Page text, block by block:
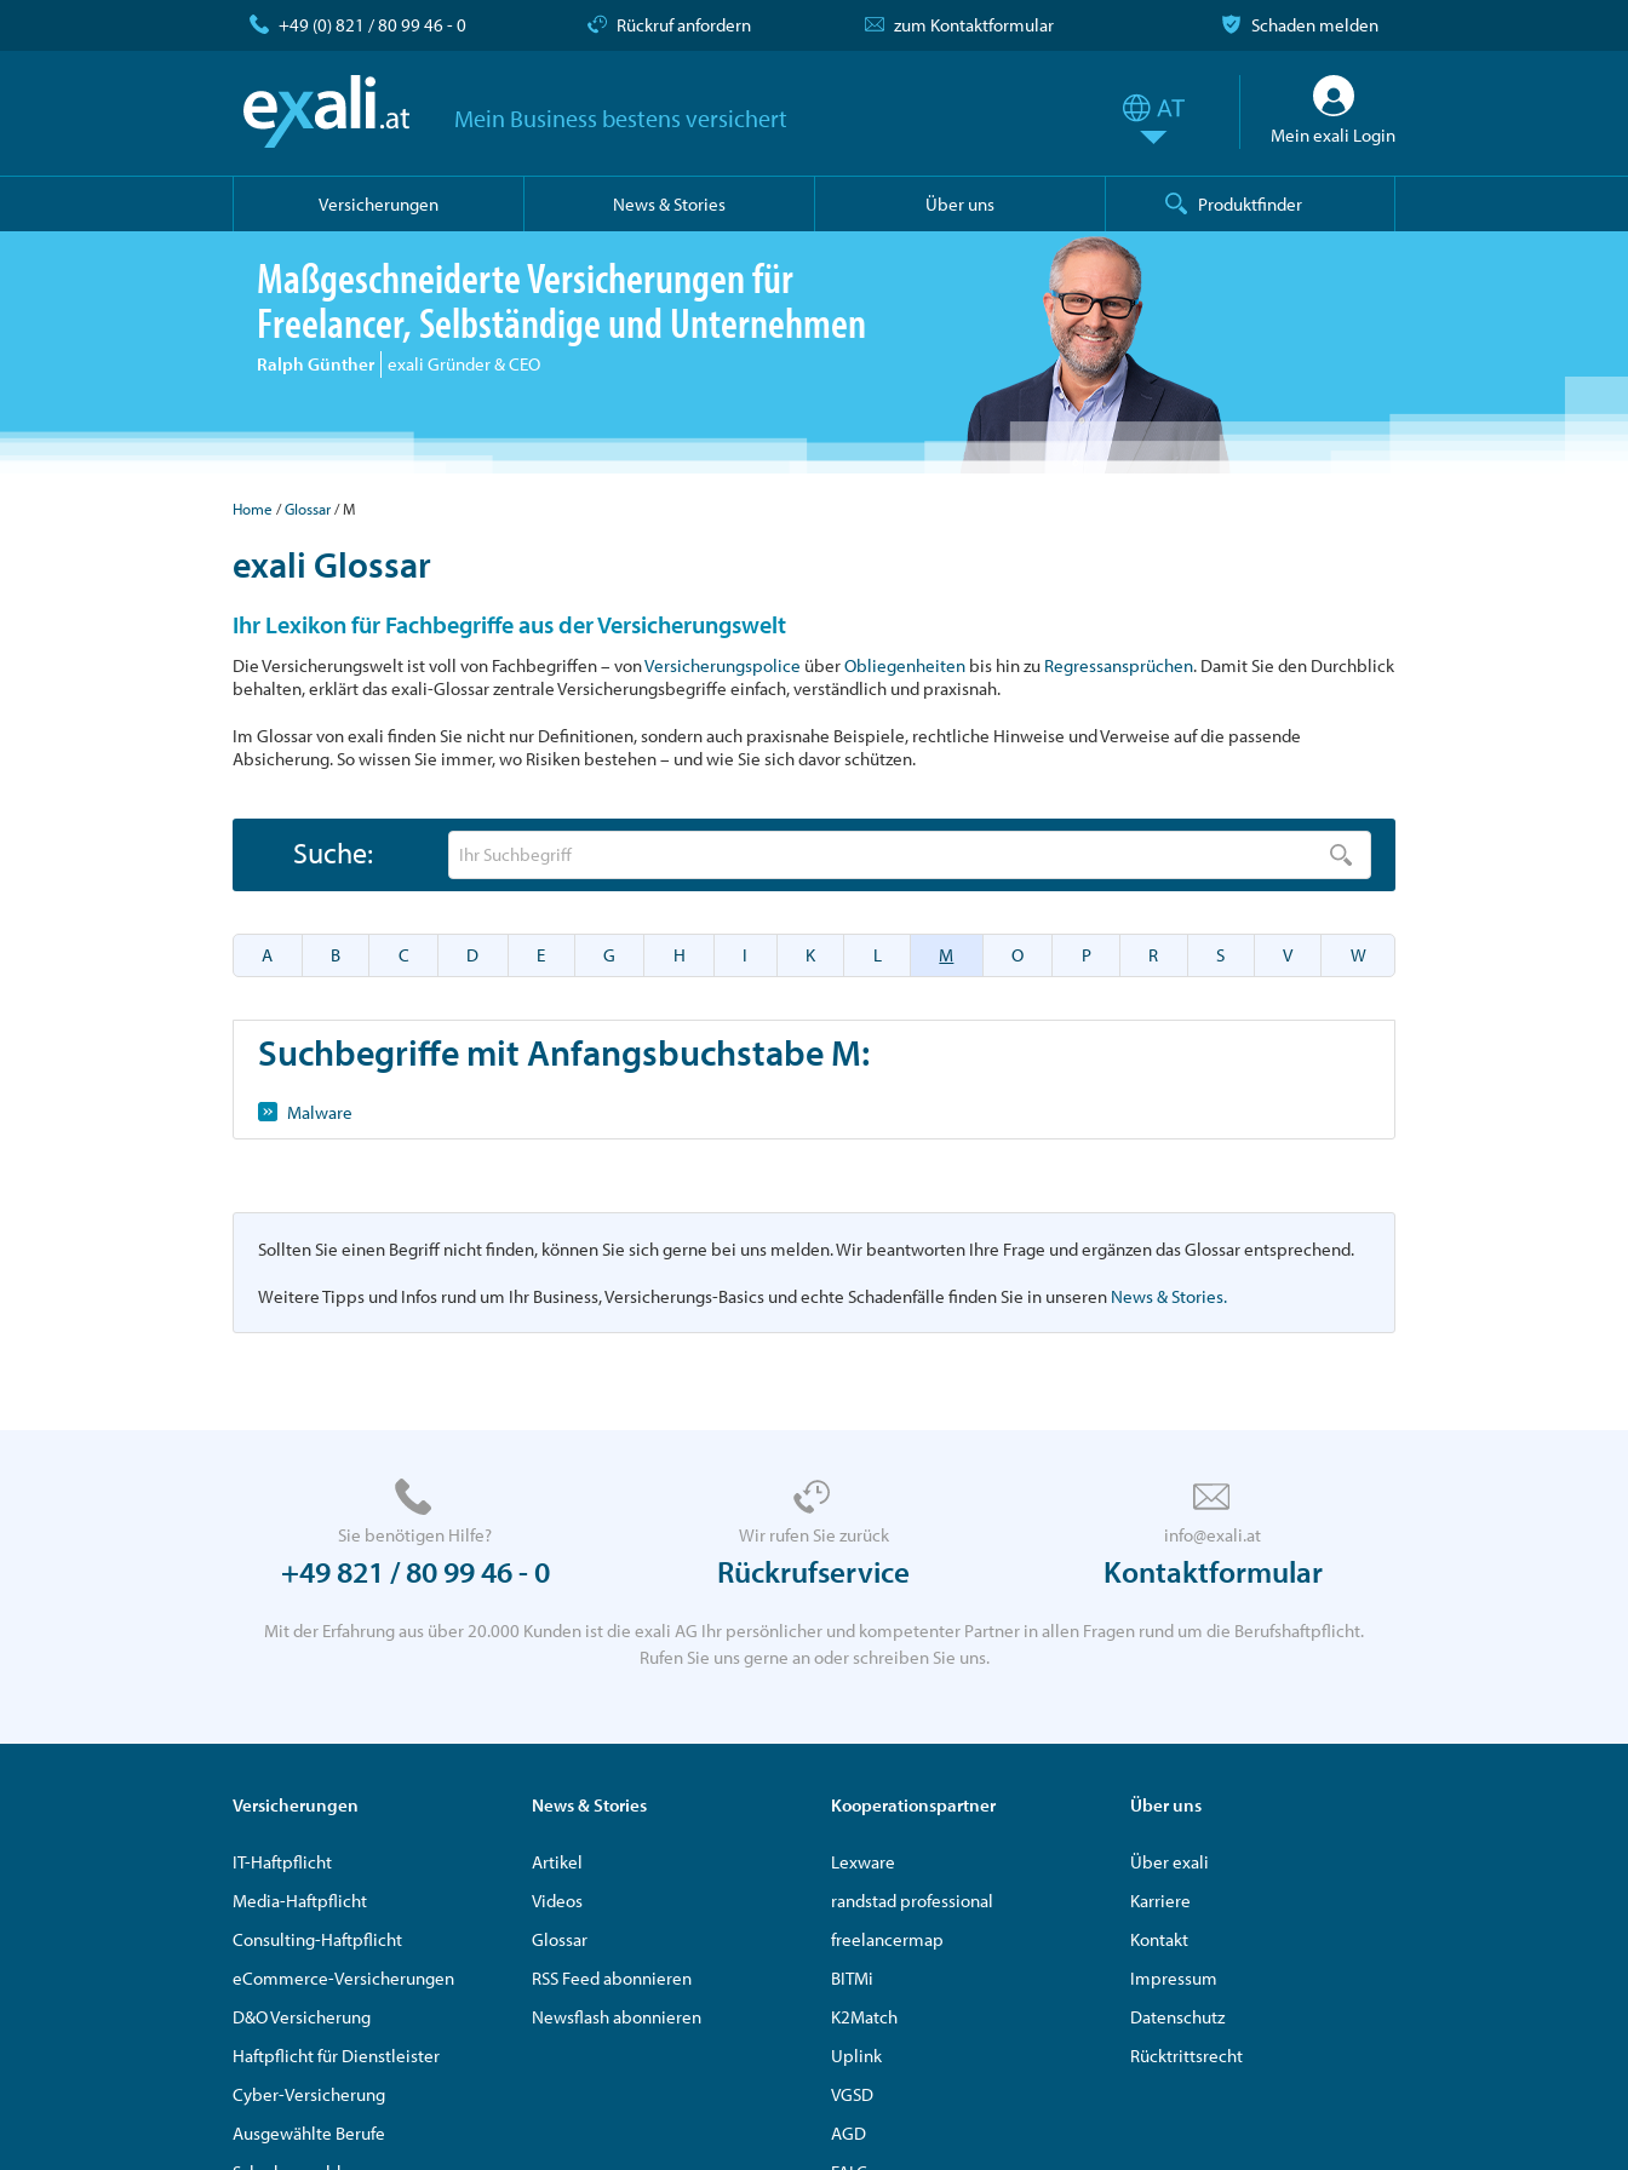
+49 (0) 821 / 80 99 46 - 0 Rückruf anfordern zum Kontaktformular Schaden melden
Mein Business bestens versichert
Mein exali Login
Versicherungen News & Stories Über uns Produktfinder
Maßgeschneiderte Versicherungen für
Freelancer, Selbständige und Unternehmen
Ralph Günther exali Gründer & CEO
Home Glossar M
exali Glossar
Ihr Lexikon für Fachbegriffe aus der Versicherungswelt
Die Versicherungswelt ist voll von Fachbegriffen – vonVersicherungspolice überObliegenheiten bis hin zu Regressansprüchen. Damit Sie den Durchblick
behalten, erklärt das exali-Glossar zentrale Versicherungsbegriffe einfach, verständlich und praxisnah.
Im Glossar von exali finden Sie nicht nur Definitionen, sondern auch praxisnahe Beispiele, rechtliche Hinweise und Verweise auf die passende
Absicherung. So wissen Sie immer, wo Risiken bestehen – und wie Sie sich davor schützen.
Suche:
A B C D E G H I K L M O P R S V W
Suchbegriffe mit AnfangsbuchstabeM:
Malware
Sollten Sie einen Begriff nicht finden, können Sie sich gerne bei uns melden. Wir beantworten Ihre Frage und ergänzen das Glossar entsprechend.
Weitere Tipps und Infos rund um Ihr Business, Versicherungs-Basics und echte Schadenfälle finden Sie in unseren News & Stories.
Sie benötigen Hilfe?
+49 821 / 80 99 46 - 0
Wir rufen Sie zurück
Rückrufservice
info@exali.at
Kontaktformular
Mit der Erfahrung aus über 20.000 Kunden ist die exali AG Ihr persönlicher und kompetenter Partner in allen Fragen rund um die Berufshaftpflicht.
Rufen Sie uns gerne an oder schreiben Sie uns.
Versicherungen
IT-Haftpflicht
Media-Haftpflicht
Consulting-Haftpflicht
eCommerce-Versicherungen
D&O Versicherung
Haftpflicht für Dienstleister
Cyber-Versicherung
Ausgewählte Berufe
News & Stories
Artikel
Videos
Glossar
RSS Feed abonnieren
Newsflash abonnieren
Kooperationspartner
Lexware
randstad professional
freelancermap
BITMi
K2Match
Uplink
VGSD
AGD
Über uns
Über exali
Karriere
Kontakt
Impressum
Datenschutz
Rücktrittsrecht